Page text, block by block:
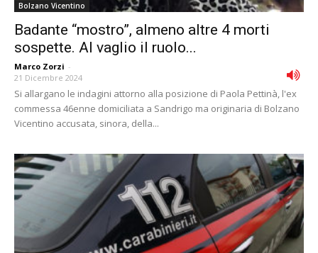
Bolzano Vicentino
Badante “mostro”, almeno altre 4 morti
sospette. Al vaglio il ruolo...
Marco Zorzi -
21 Dicembre 2024
Si allargano le indagini attorno alla posizione di Paola Pettinà, l'ex
commessa 46enne domiciliata a Sandrigo ma originaria di Bolzano
Vicentino accusata, sinora, della...